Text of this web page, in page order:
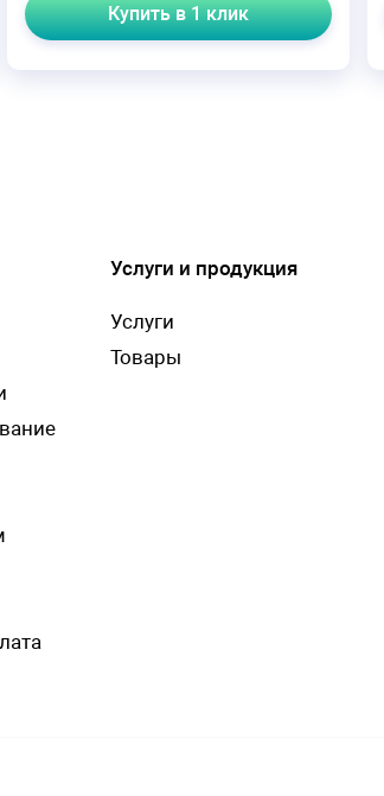
Купить в 1 клик
Услуги и продукция
Услуги
Товары